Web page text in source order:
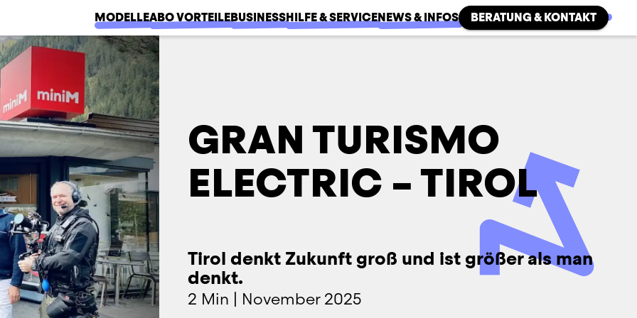
MODELLEABO VORTEILEBUSINESSHILFE & SERVICENEWS & INFOS BERATUNG & KONTAKT
GRAN TURISMO
ELECTRIC – TIROL
Tirol denkt Zukunft groß und ist größer als man
denkt.
2 Min | November 2025